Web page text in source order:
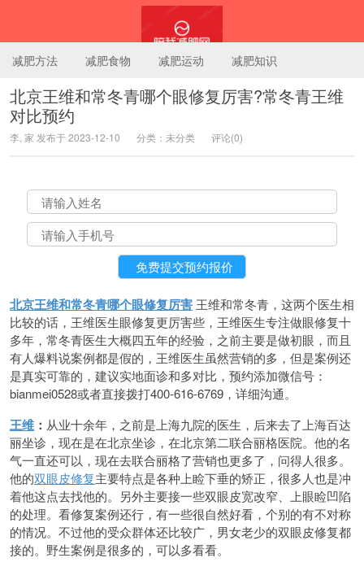
减肥方法 减肥食物 减肥运动 减肥知识
北京王维和常冬青哪个眼修复厉害?常冬青王维
对比预约
李, 家 发布于 2023-12-10 分类：未分类 评论(0)
北京王维和常冬青哪个眼修复厉害 王维和常冬青，这两个医生相
比较的话，王维医生眼修复更厉害些，王维医生专注做眼修复十
多年，常冬青医生大概四五年的经验，之前主要是做初眼，而且
有人爆料说案例都是假的，王维医生虽然营销的多，但是案例还
是真实可靠的，建议实地面诊和多对比，预约添加微信号：
bianmei0528或者直接拨打400-616-6769，详细沟通。
王维 ： 从业十余年，之前是上海九院的医生，后来去了上海百达
丽坐诊，现在是在北京坐诊，在北京第二联合丽格医院。他的名
气一直还可以，现在去联合丽格了营销也更多了，问得人很多。
他的双眼皮修复主要特点是各种上睑下垂的矫正，很多人也是冲
着他这点去找他的。另外主要接一些双眼皮宽改窄、上眼睑凹陷
的处理。看修复案例还行，有一些很自然好看，个别的有不对称
的情况。不过他的受众群体还比较广，男女老少的双眼皮修复都
接的。野生案例是很多的，可以多看看。